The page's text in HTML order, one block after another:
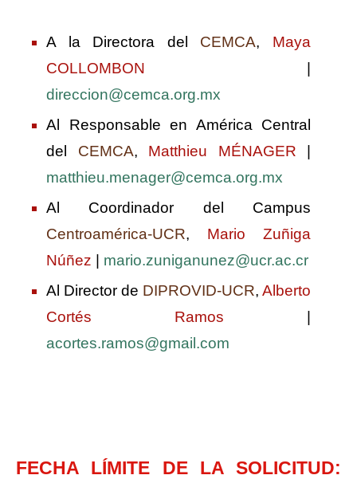
A la Directora del CEMCA, Maya
COLLOMBON
direccion@cemca.org.mx
Al Responsable en América Central
del
CEMCA, Matthieu MÉNAGER
matthieu.menager@cemca.org.mx
Al Coordinador del Campus
Centroamérica-UCR, Mario Zuñiga
Núñez
mario.zuniganunez@ucr.ac.cr
Al Director de DIPROVID-UCR, Alberto
Cortés Ramos
acortes.ramos@gmail.com
FECHA LÍMITE DE LA SOLICITUD: